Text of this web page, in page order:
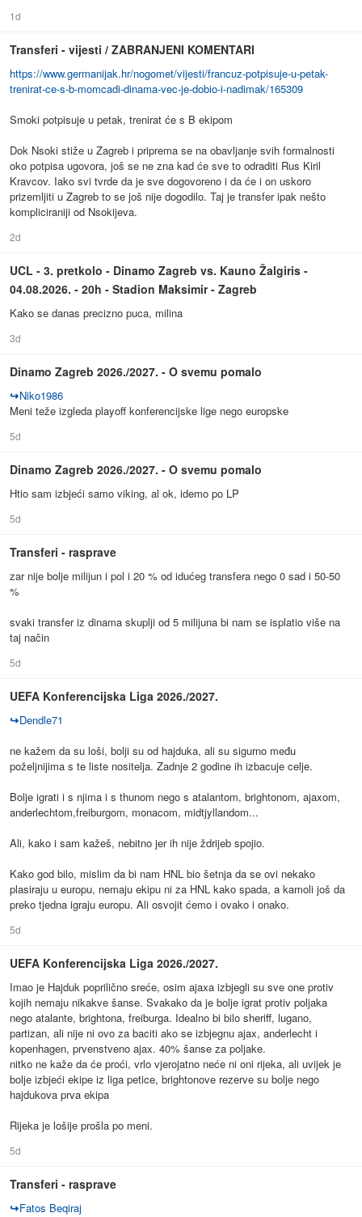
1d
Transferi - vijesti / ZABRANJENI KOMENTARI
https://www.germanijak.hr/nogomet/vijesti/francuz-potpisuje-u-petak-
trenirat-ce-s-b-momcadi-dinama-vec-je-dobio-i-nadimak/165309
Smoki potpisuje u petak, trenirat će s B ekipom
Dok Nsoki stiže u Zagreb i priprema se na obavljanje svih formalnosti
oko potpisa ugovora, još se ne zna kad će sve to odraditi Rus Kiril
Kravcov. Iako svi tvrde da je sve dogovoreno i da će i on uskoro
prizemljiti u Zagreb to se još nije dogodilo. Taj je transfer ipak nešto
kompliciraniji od Nsokijeva.
2d
UCL - 3. pretkolo - Dinamo Zagreb vs. Kauno Žalgiris -
04.08.2026. - 20h - Stadion Maksimir - Zagreb
Kako se danas precizno puca, milina
3d
Dinamo Zagreb 2026./2027. - O svemu pomalo
↪Niko1986
Meni teže izgleda playoff konferencijske lige nego europske
5d
Dinamo Zagreb 2026./2027. - O svemu pomalo
Htio sam izbjeći samo viking, al ok, idemo po LP
5d
Transferi - rasprave
zar nije bolje milijun i pol i 20 % od idućeg transfera nego 0 sad i 50-50
%
svaki transfer iz dinama skuplji od 5 milijuna bi nam se isplatio više na
taj način
5d
UEFA Konferencijska Liga 2026./2027.
↪Dendle71
ne kažem da su loši, bolji su od hajduka, ali su sigurno među
poželjnijima s te liste nositelja. Zadnje 2 godine ih izbacuje celje.
Bolje igrati i s njima i s thunom nego s atalantom, brightonom, ajaxom,
anderlechtom,freiburgom, monacom, midtjyllandom...
Ali, kako i sam kažeš, nebitno jer ih nije ždrijeb spojio.
Kako god bilo, mislim da bi nam HNL bio šetnja da se ovi nekako
plasiraju u europu, nemaju ekipu ni za HNL kako spada, a kamoli još da
preko tjedna igraju europu. Ali osvojit ćemo i ovako i onako.
5d
UEFA Konferencijska Liga 2026./2027.
Imao je Hajduk poprilično sreće, osim ajaxa izbjegli su sve one protiv
kojih nemaju nikakve šanse. Svakako da je bolje igrat protiv poljaka
nego atalante, brightona, freiburga. Idealno bi bilo sheriff, lugano,
partizan, ali nije ni ovo za baciti ako se izbjegnu ajax, anderlecht i
kopenhagen, prvenstveno ajax. 40% šanse za poljake.
nitko ne kaže da će proći, vrlo vjerojatno neće ni oni rijeka, ali uvijek je
bolje izbjeći ekipe iz liga petice, brightonove rezerve su bolje nego
hajdukova prva ekipa
Rijeka je lošije prošla po meni.
5d
Transferi - rasprave
↪Fatos Beqiraj